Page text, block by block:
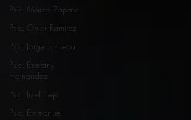
Psic. Marco Zapata
Psic. Omar Ramirez
Psic. Jorge Fonseca
Psic. Estefany
Hernandez
Psic. Itzel Trejo
Psic. Emmanuel